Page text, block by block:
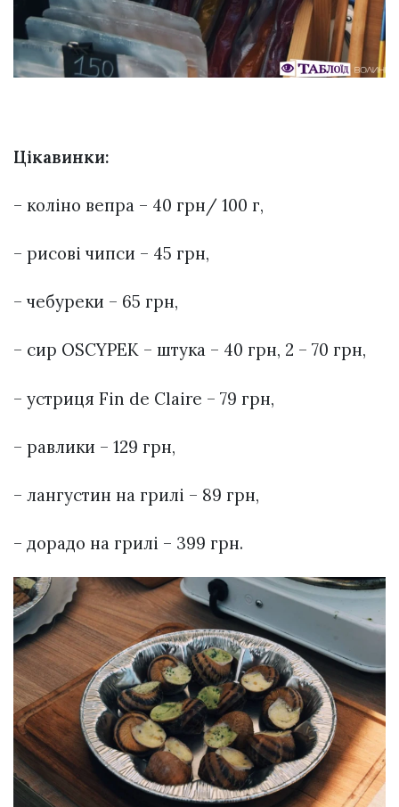
Цікавинки:
– коліно вепра – 40 грн/ 100 г,
– рисові чипси – 45 грн,
– чебуреки – 65 грн,
– сир OSCYPEK – штука – 40 грн, 2 – 70 грн,
– устриця Fin de Claire – 79 грн,
– равлики – 129 грн,
– лангустин на грилі – 89 грн,
– дорадо на грилі – 399 грн.